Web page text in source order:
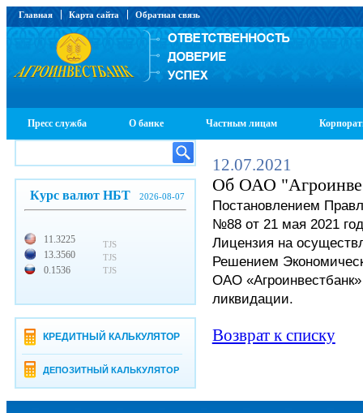
Главная Карта сайта Обратная связь
Пресс служба О банке Частным лицам
Курс валют НБТ 2026-08-07
11.3225
13.3560
0.1536
TJS
TJS
TJS
КРЕДИТНЫЙ КАЛЬКУЛЯТОР
ДЕПОЗИТНЫЙ КАЛЬКУЛЯТОР
12.07.2021
Об ОАО
Постановлением
№88 от 21 мая 2021
Лицензия на
Решением
ОАО
ликвидации.
Возврат к списку